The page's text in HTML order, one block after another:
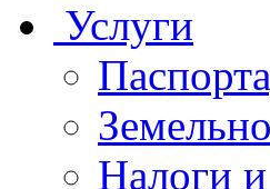
Услуги
Налоги